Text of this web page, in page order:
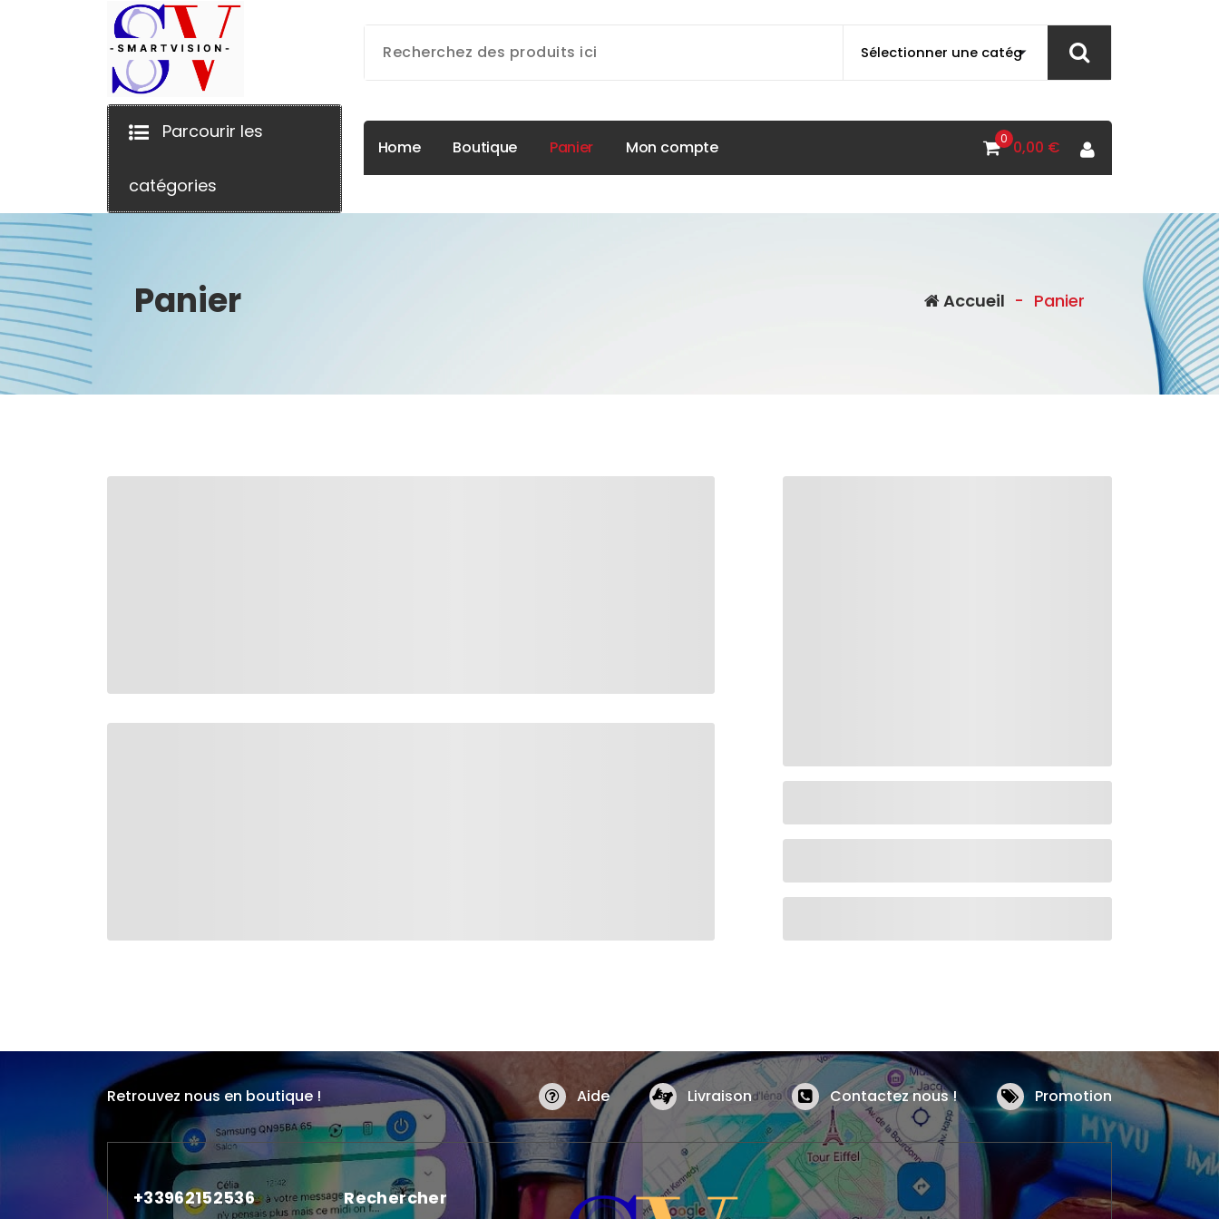
Parcourir les
catégories
Home Boutique Panier Mon compte 0 0,00 €
Panier Accueil - Panier
Retrouvez nous en boutique ! Aide Livraison Contactez nous ! Promotion
+33962152536 Rechercher